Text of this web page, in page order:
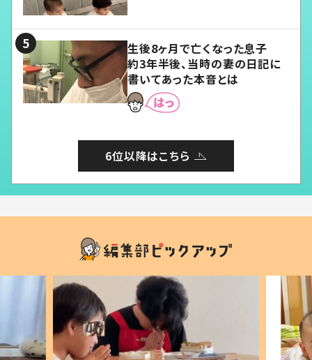
生後8ヶ月で亡くなった息子
約3年半後、当時の妻の日記に
書いてあった本音とは
6位以降はこちら